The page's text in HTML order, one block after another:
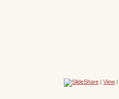
| View |